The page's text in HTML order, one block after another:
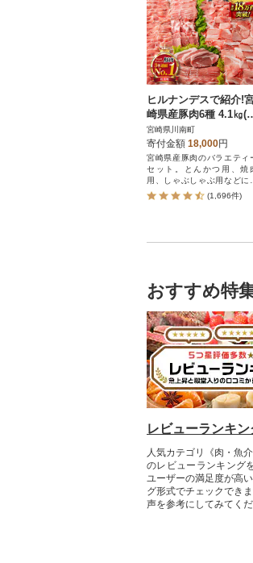
ヒルナンデスで紹介!
崎県産豚肉6種 4.1㎏(
南町)
宮崎県川南町
寄付金額 18,000円
宮崎県産豚肉のバラエティ
セット。とんかつ用、焼
用、しゃぶしゃぶ用などに
ットしたセットです!(1,696件)
おすすめ特
レビューランキ
人気カテゴリ《肉・魚
のレビューランキング
ユーザーの満足度が高
グ形式でチェックでき
声を参考にしてみてくだ